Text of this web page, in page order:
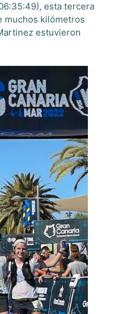
esta tercera
muchos kilómetros
estuvieron